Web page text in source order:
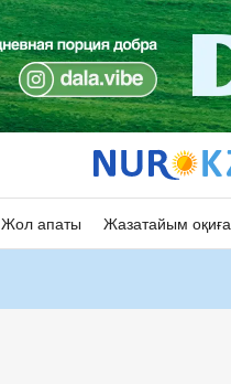
Жол апаты Жазатайым оқиға